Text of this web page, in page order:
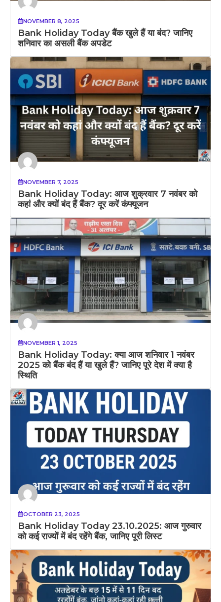
NOVEMBER 8, 2025
Bank Holiday Today बैंक खुले हैं या बंद? जानिए
शनिवार का असली बैंक अपडेट
NOVEMBER 7, 2025
Bank Holiday Today: आज शुक्रवार 7 नवंबर को
कहां और क्यों बंद हैं बैंक? दूर करें कंफ्यूजन
NOVEMBER 1, 2025
Bank Holiday Today: क्या आज शनिवार 1 नवंबर
2025 को बैंक बंद हैं या खुले हैं? जानिए पूरे देश में क्या है
स्थिति
OCTOBER 23, 2025
Bank Holiday Today 23.10.2025: आज गुरुवार
को कई राज्यों में बंद रहेंगे बैंक, जानिए पूरी लिस्ट